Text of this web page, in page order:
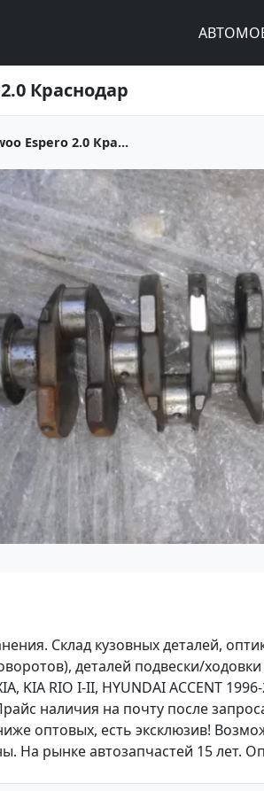
Краснодар
Espero 2.0 Кра...
Склад кузовных деталей,
деталей подвески/ходовки
KIA RIO I-II, HYUNDAI ACCENT
наличия на почту после
оптовых, есть эксклюзив!
На рынке автозапчастей 15 лет.